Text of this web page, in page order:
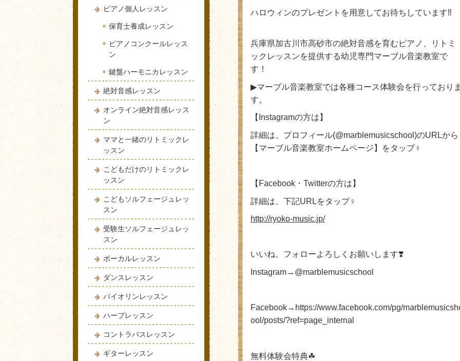
ハロウィンのプレゼントを用意してお待ちしています‼️
兵庫県加古川市高砂市の絶対音感を育むピアノ、リトミ
ックレッスンを提供する幼児専門マーブル音楽教室で
す！
▶マーブル音楽教室では各種コース体験会を行っており
す。
【 Instagramの方は】
詳細は、プロフィール(@marblemusicschool)のURLから
【マーブル音楽教室ホームページ】をタップ♀
【 Facebook ・ Twitterの方は】
詳細は、下記URLをタップ♀
http://ryoko-music.jp/
いいね、フォローよろしくお願いします❣
Instagram→ @marblemusicschool
Facebook→ https://www.facebook.com/pg/
ool/posts/?ref=page_internal
無料体験会特典☘
ピアノ個人レッスン
保育士養成レッスン
ピアノコンクールレッス
ン
鍵盤ハーモニカレッスン
絶対音感レッスン
オンライン絶対音感レッス
ン
ママと一緒のリトミックレ
ッスン
こどもだけのリトミックレ
ッスン
こどもソルフェージュレッ
スン
受験生ソルフェージュレッ
スン
ボーカルレッスン
ダンスレッスン
バイオリンレッスン
ハープレッスン
コントラバスレッスン
ギターレッスン